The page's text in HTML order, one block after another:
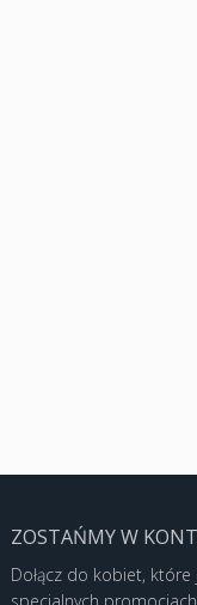
ZOSTAŃMY W
Dołącz do kobiet,